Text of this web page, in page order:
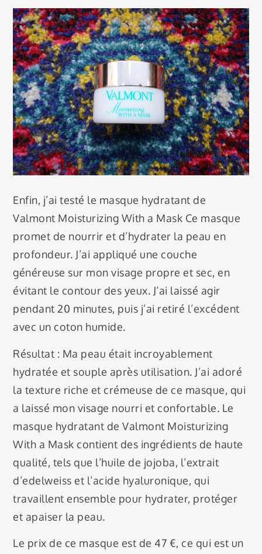
Enfin, j’ai testé le masque hydratant de
Valmont Moisturizing With a Mask Ce masque
promet de nourrir et d’hydrater la peau en
profondeur. J’ai appliqué une couche
généreuse sur mon visage propre et sec, en
évitant le contour des yeux. J’ai laissé agir
pendant 20 minutes, puis j’ai retiré l’excédent
avec un coton humide.
Résultat : Ma peau était incroyablement
hydratée et souple après utilisation. J’ai adoré
la texture riche et crémeuse de ce masque, qui
a laissé mon visage nourri et confortable. Le
masque hydratant de Valmont Moisturizing
With a Mask contient des ingrédients de haute
qualité, tels que l’huile de jojoba, l’extrait
d’edelweiss et l’acide hyaluronique, qui
travaillent ensemble pour hydrater, protéger
et apaiser la peau.
Le prix de ce masque est de 47 €, ce qui est un